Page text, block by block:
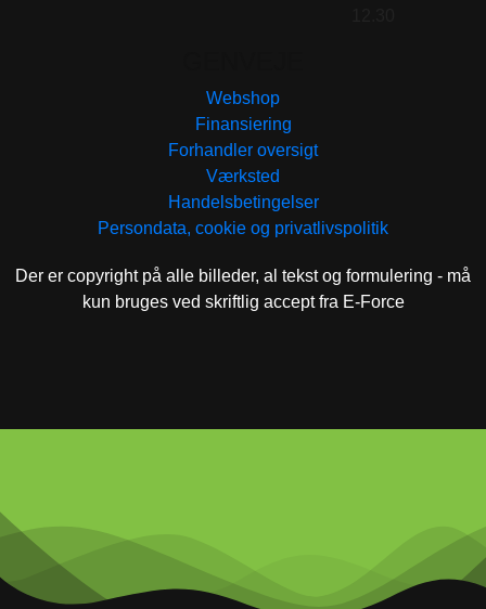
Webshop
Finansiering
Forhandler oversigt
Værksted
Handelsbetingelser
Persondata, cookie og privatlivspolitik
Der er copyright på alle billeder, al tekst og formulering - må
kun bruges ved skriftlig accept fra E-Force